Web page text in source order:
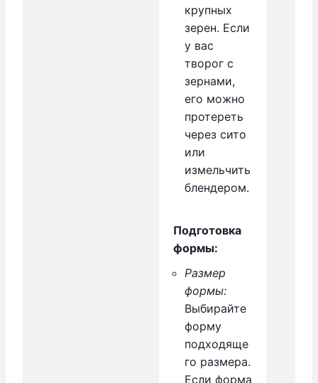
крупных
зерен. Если
у вас
творог с
зернами,
его можно
протереть
через сито
или
измельчить
блендером.
Подготовка
формы:
Размер
формы:
Выбирайте
форму
подходяще
го размера.
Если форма